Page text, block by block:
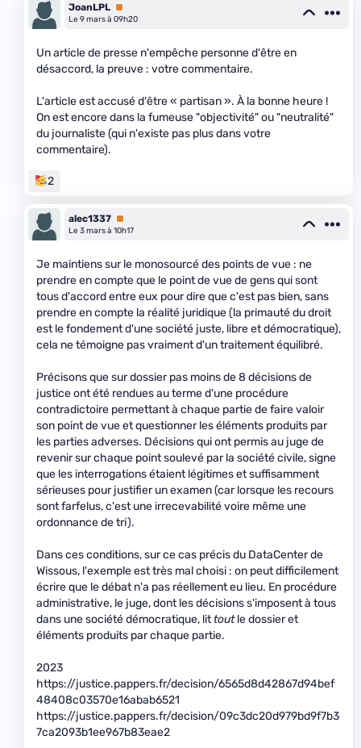
JoanLPL Premium
Le 9 mars à 09h20
Un article de presse n'empêche personne d'être en
désaccord, la preuve : votre commentaire.
L'article est accusé d'être « partisan ». À la bonne heure !
On est encore dans la fumeuse "objectivité" ou "neutralité"
du journaliste (qui n'existe pas plus dans votre
commentaire).
2
alec1337 Premium
Le 3 mars à 10h17
Je maintiens sur le monosourcé des points de vue : ne
prendre en compte que le point de vue de gens qui sont
tous d'accord entre eux pour dire que c'est pas bien, sans
prendre en compte la réalité juridique (la primauté du droit
est le fondement d'une société juste, libre et démocratique),
cela ne témoigne pas vraiment d'un traitement équilibré.
Précisons que sur dossier pas moins de 8 décisions de
justice ont été rendues au terme d'une procédure
contradictoire permettant à chaque partie de faire valoir
son point de vue et questionner les éléments produits par
les parties adverses. Décisions qui ont permis au juge de
revenir sur chaque point soulevé par la société civile, signe
que les interrogations étaient légitimes et suffisamment
sérieuses pour justifier un examen (car lorsque les recours
sont farfelus, c'est une irrecevabilité voire même une
ordonnance de tri).
Dans ces conditions, sur ce cas précis du DataCenter de
Wissous, l'exemple est très mal choisi : on peut difficilement
écrire que le débat n'a pas réellement eu lieu. En procédure
administrative, le juge, dont les décisions s'imposent à tous
dans une société démocratique, littoutle dossier et
éléments produits par chaque partie.
2023
https://justice.pappers.fr/decision/6565d8d42867d94bef
48408c03570e16abab6521
https://justice.pappers.fr/decision/09c3dc20d979bd9f7b3
7ca2093b1ee967b83eae2